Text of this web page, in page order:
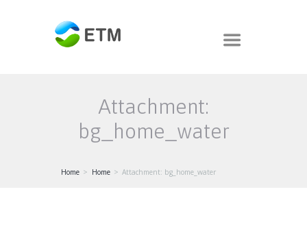
Attachment:
bg_home_water
Home Home Attachment: bg_home_water